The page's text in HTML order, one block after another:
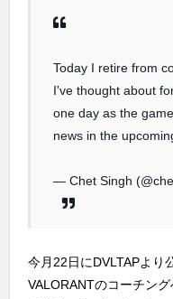
Today I retire from
I've thought about
one day as the
news in the
— Chet Singh
今月22日にDVLTAPより
VALORANTのコーチン